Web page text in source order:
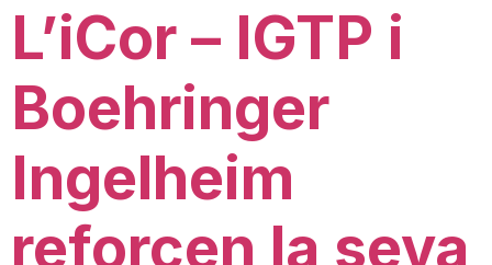
L’iCor – IGTP i
Boehringer
Ingelheim
reforcen la seva